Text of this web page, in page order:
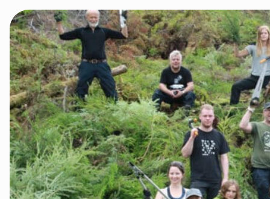
Bli medlem
Kvinnherad
Nordhordland
Øygarden
Stord